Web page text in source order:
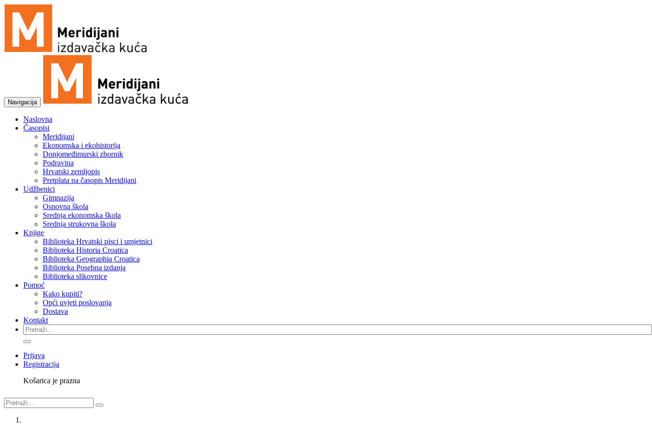
Navigacija
Naslovna
Časopisi
Meridijani
Ekonomska i ekohistorija
Donjomeđimurski zbornik
Podravina
Hrvatski zemljopis
Pretplata na časopis Meridijani
Udžbenici
Gimnazija
Osnovna škola
Srednja ekonomska škola
Srednja strukovna škola
Knjige
Biblioteka Hrvatski pisci i umjetnici
Biblioteka Historia Croatica
Biblioteka Geographia Croatica
Biblioteka Posebna izdanja
Biblioteka slikovnice
Pomoć
Kako kupiti?
Opći uvjeti poslovanja
Dostava
Kontakt
Prijava
Registracija
Košarica je prazna